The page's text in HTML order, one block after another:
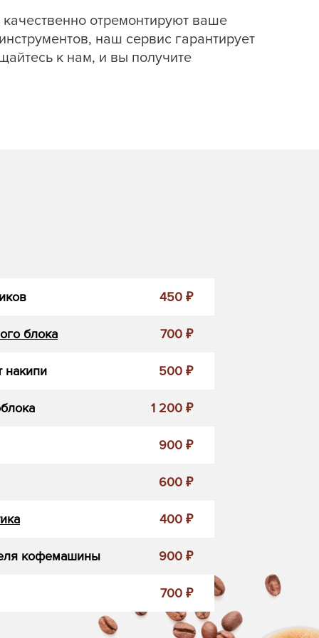
отремонтируют ваше
наш сервис гарантирует
к нам, и вы получите
450 ₽
блока 700 ₽
накипи 500 ₽
1 200 ₽
900 ₽
600 ₽
400 ₽
кофемашины 900 ₽
700 ₽